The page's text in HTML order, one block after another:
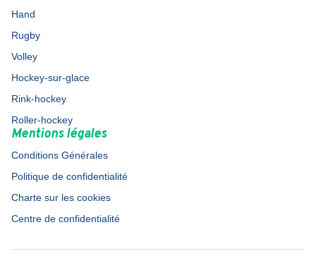
Hand
Rugby
Volley
Hockey-sur-glace
Rink-hockey
Roller-hockey
Mentions légales
Conditions Générales
Politique de confidentialité
Charte sur les cookies
Centre de confidentialité